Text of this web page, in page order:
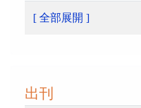
[ 全部展開 ]
出刊